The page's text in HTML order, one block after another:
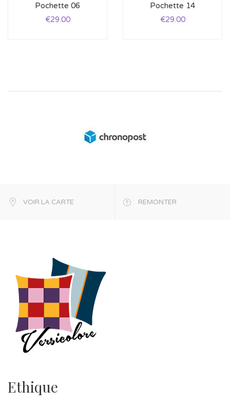
Pochette 06
€29.00
Pochette 14
€29.00
VOIR LA CARTE REMONTER
Ethique